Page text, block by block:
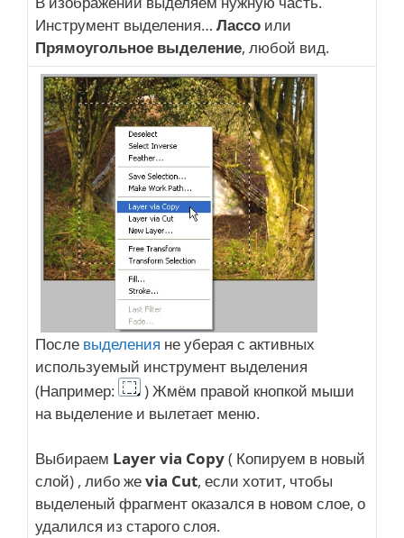
Инструмент выделения… Лассо или
Прямоугольное выделение, любой вид.
После выделения не уберая с активных
используемый инструмент выделения
(Например:
) Жмём правой кнопкой мыши
на выделение и вылетает меню.
Выбираем Layer via Copy( Копируем в новый
слой) , либо жеvia Cut, если хотит, чтобы
выделеный фрагмент оказался в новом слое, о
удалился из старого слоя.